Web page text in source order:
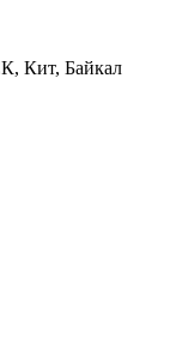
Кит, Байкал